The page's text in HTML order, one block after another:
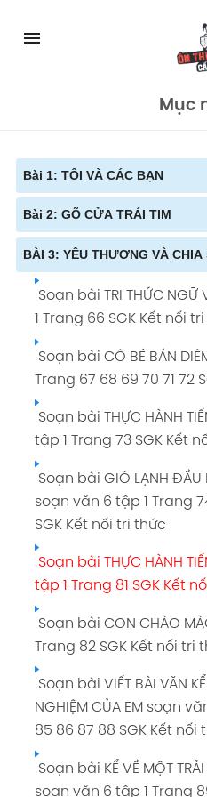
menu
Mục
Bài 1: TÔI VÀ CÁC BẠN
Soạn bài TRI THỨC NGỮ
1 Trang 11 Kết nối tri thức
Soạn bài BÀI HỌC
soạn văn 6 tập 1 Trang
thức
Soạn bài THỰC HÀNH
tập 1 Trang 20 SGK Kết
Soạn bài NẾU CẬU
BẠN soạn văn 6 tập 1
SGK Kết nối tri thức
Soạn bài BẮT NẠT soạn
28 SGK Kết nối tri thức
Soạn bài VIẾT BÀI VĂN
CỦA EM soạn văn 6 tập 1
nối tri thức
Soạn bài KỂ LẠI MỘT TRẢI
soạn văn 6 tập 1 Trang
Soạn bài CỦNG CỐ VÀ
6 tập 1 Trang 33 SGK Kết
Bài 2: GÕ CỬA TRÁI TIM
Soạn bài TRI THỨC NGỮ
1 Trang 43 SGK Kết nối tri
Soạn bài CHUYỆN CỔ
soạn văn 6 tập 1 Trang
nối tri thức
Soạn bài MÂY VÀ SÓNG
Trang 49 50 51 SGK Kết
Soạn bài THỰC HÀNH
tập 1 Trang 52 SGK Kết
Soạn bài BỨC TRANH
văn 6 tập 1 Trang 53 54
thức
Soạn bài VIẾT ĐOẠN VĂN
VỀ MỘT BÀI THƠ CÓ YẾU
soạn văn 6 tập 1 Trang
tri
Soạn bài TRÌNH BÀY Ý
TRONG ĐỜI SỐNG GIA
Trang 60 61 SGK Kết nối
BÀI 3: YÊU THƯƠNG VÀ CHIA
Soạn bài TRI THỨC
1 Trang 66 SGK Kết nối
Soạn bài CÔ BÉ BÁN
Trang 67 68 69 70 71 72
Soạn bài THỰC HÀNH
tập 1 Trang 73 SGK Kết
Soạn bài GIÓ LẠNH ĐẦU
soạn văn 6 tập 1 Trang
SGK Kết nối tri thức
Soạn bài THỰC HÀNH
tập 1 Trang 81 SGK Kết
Soạn bài CON CHÀO
Trang 82 SGK Kết nối tri
Soạn bài VIẾT BÀI VĂN KỂ
NGHIỆM CỦA EM soạn
85 86 87 88 SGK Kết nối
Soạn bài KỂ VỀ MỘT TRẢI
soạn văn 6 tập 1 Trang